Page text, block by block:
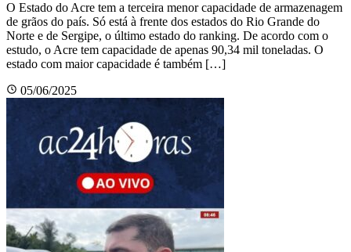
O Estado do Acre tem a terceira menor capacidade de armazenagem
de grãos do país. Só está à frente dos estados do Rio Grande do
Norte e de Sergipe, o último estado do ranking. De acordo com o
estudo, o Acre tem capacidade de apenas 90,34 mil toneladas. O
estado com maior capacidade é também […]
05/06/2025